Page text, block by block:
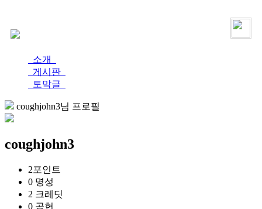
소개
게시판
토막글
coughjohn3님 프로필
coughjohn3
2포인트
0 명성
2 크레딧
0 공헌